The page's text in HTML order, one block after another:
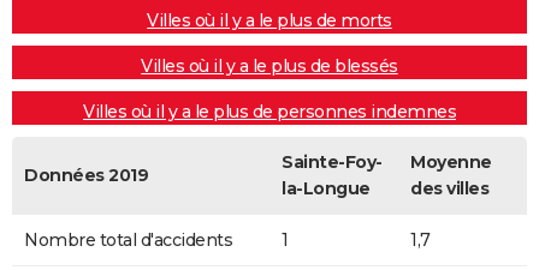
Villes où il y a le plus de morts
Villes où il y a le plus de blessés
Villes où il y a le plus de personnes indemnes
Données 2019
Sainte-Foy-
la-Longue
Moyenne
des villes
Nombre total d'accidents 1 1,7